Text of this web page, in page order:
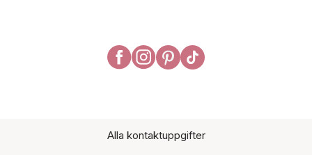
Alla kontaktuppgifter